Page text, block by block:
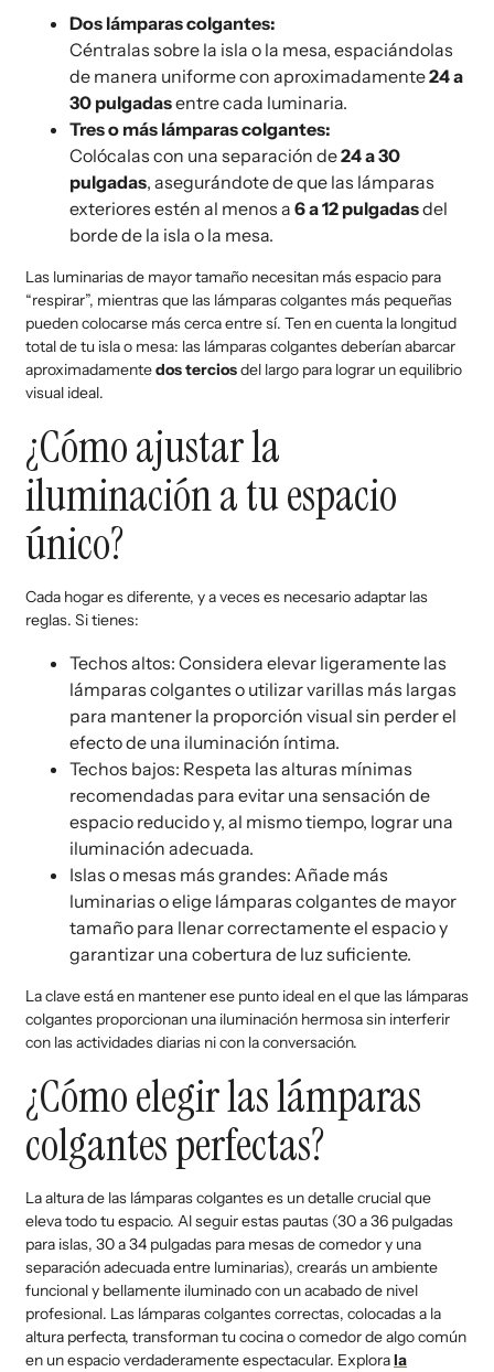
Dos lámparas colgantes:
Céntralas sobre la isla o la mesa, espaciándolas
de manera uniforme con aproximadamente24 a
30 pulgadasentre cada luminaria.
Tres o más lámparas colgantes:
Colócalas con una separación de24 a 30
pulgadas, asegurándote de que las lámparas
exteriores estén al menos a 6 a 12 pulgadasdel
borde de la isla o la mesa.
Las luminarias de mayor tamaño necesitan más espacio para
“respirar”, mientras que las lámparas colgantes más pequeñas
pueden colocarse más cerca entre sí. Ten en cuenta la longitud
total de tu isla o mesa: las lámparas colgantes deberían abarcar
aproximadamentedos terciosdel largo para lograr un equilibrio
visual ideal.
¿Cómo ajustar la
iluminación a tu espacio
único?
Cada hogar es diferente, y a veces es necesario adaptar las
reglas. Si tienes:
Techos altos: Considera elevar ligeramente las
lámparas colgantes o utilizar varillas más largas
para mantener la proporción visual sin perder el
efecto de una iluminación íntima.
Techos bajos: Respeta las alturas mínimas
recomendadas para evitar una sensación de
espacio reducido y, al mismo tiempo, lograr una
iluminación adecuada.
Islas o mesas más grandes: Añade más
luminarias o elige lámparas colgantes de mayor
tamaño para llenar correctamente el espacio y
garantizar una cobertura de luz suficiente.
La clave está en mantener ese punto ideal en el que las lámparas
colgantes proporcionan una iluminación hermosa sin interferir
con las actividades diarias ni con la conversación.
¿Cómo elegir las lámparas
colgantes perfectas?
La altura de las lámparas colgantes es un detalle crucial que
eleva todo tu espacio. Al seguir estas pautas (30 a 36 pulgadas
para islas, 30 a 34 pulgadas para mesas de comedor y una
separación adecuada entre luminarias), crearás un ambiente
funcional y bellamente iluminado con un acabado de nivel
profesional. Las lámparas colgantes correctas, colocadas a la
altura perfecta, transforman tu cocina o comedor de algo común
en un espacio verdaderamente espectacular. Explorala